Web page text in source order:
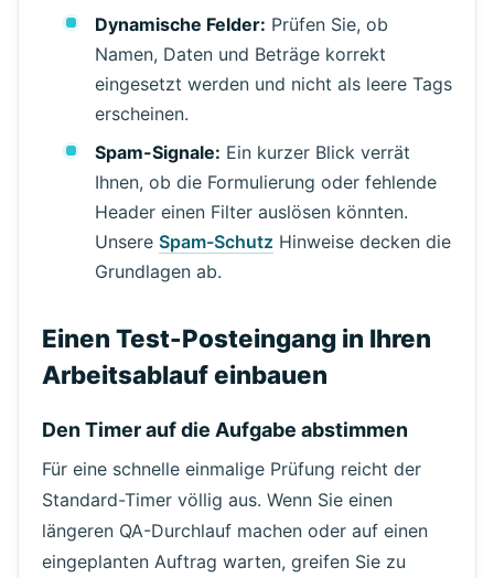
Dynamische Felder: Prüfen Sie, ob
Namen, Daten und Beträge korrekt
eingesetzt werden und nicht als leere Tags
erscheinen.
Spam-Signale: Ein kurzer Blick verrät
Ihnen, ob die Formulierung oder fehlende
Header einen Filter auslösen könnten.
Unsere Spam-Schutz Hinweise decken die
Grundlagen ab.
Einen Test-Posteingang in Ihren
Arbeitsablauf einbauen
Den Timer auf die Aufgabe abstimmen
Für eine schnelle einmalige Prüfung reicht der
Standard-Timer völlig aus. Wenn Sie einen
längeren QA-Durchlauf machen oder auf einen
eingeplanten Auftrag warten, greifen Sie zu